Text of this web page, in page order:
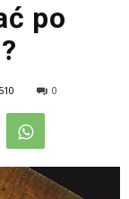
po
510 0